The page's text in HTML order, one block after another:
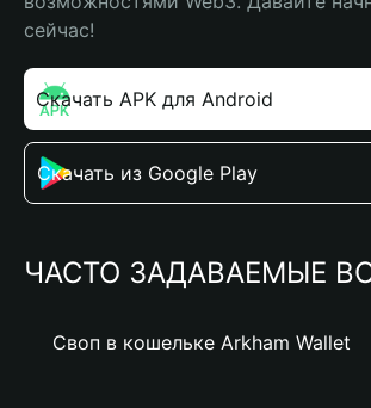
сейчас!
Скачать APK для Android
Скачать из Google Play
ЧАСТО ЗАДАВАЕМЫЕ
Своп в кошельке Arkham Wallet